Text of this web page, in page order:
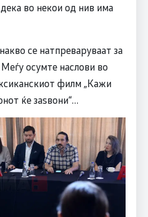
во некои од нив има
се натпреваруваат за
осумте наслови во
филм „Кажи
ќе заѕвони“…